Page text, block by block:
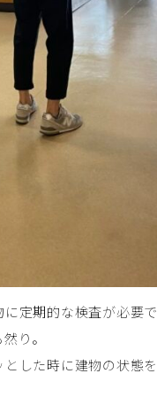
定期的な検査が必要
り。
した時に建物の状態を